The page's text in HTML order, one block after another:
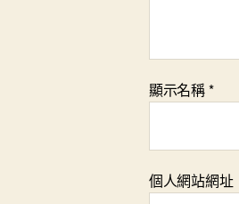
顯示名稱*
個人網站網址